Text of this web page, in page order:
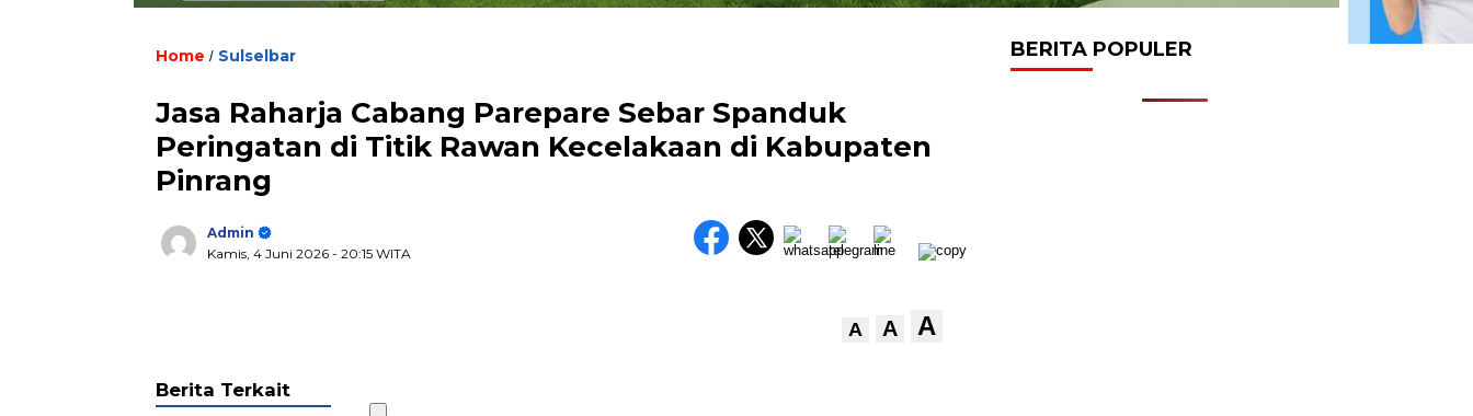
Home / Sulselbar
Jasa Raharja Cabang Parepare Sebar Spanduk
Peringatan di Titik Rawan Kecelakaan di Kabupaten
Pinrang
Admin
Kamis, 4 Juni 2026 - 20:15 WITA
A A A
Berita Terkait
BERITA POPULER